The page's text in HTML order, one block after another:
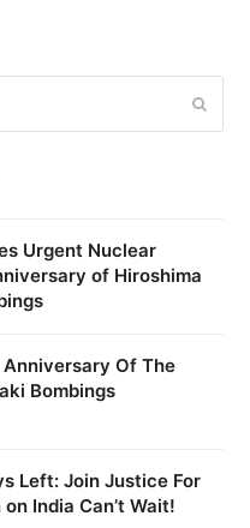
Urgent Nuclear
of Hiroshima
Of The
Bombings
Left: Join Justice For
India Can’t Wait!